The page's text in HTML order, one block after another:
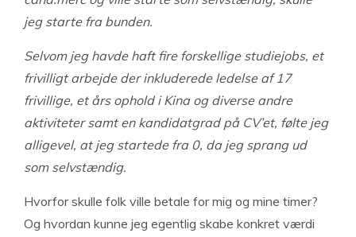
jeg starte fra bunden.
Selvom jeg havde haft fire forskellige studiejobs, et
frivilligt arbejde der inkluderede ledelse af 17
frivillige, et års ophold i Kina og diverse andre
aktiviteter samt en kandidatgrad på CV’et, følte jeg
alligevel, at jeg startede fra 0, da jeg sprang ud
som selvstændig.
Hvorfor skulle folk ville betale for mig og mine timer?
Og hvordan kunne jeg egentlig skabe konkret værdi